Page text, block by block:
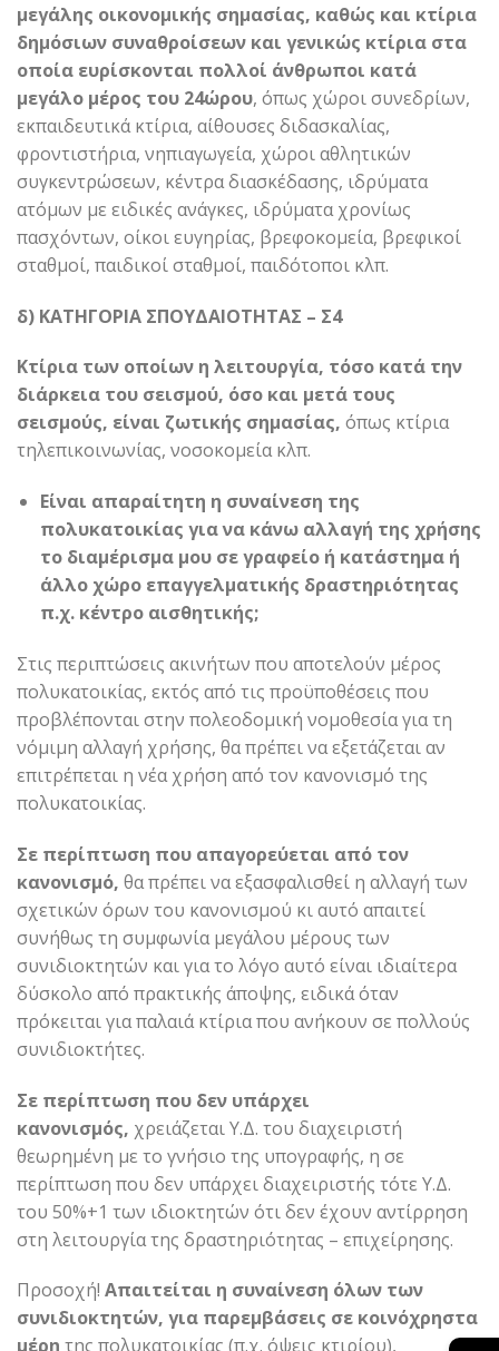
μεγάλης οικονομικής σημασίας, καθώς και κτίρια
δημόσιων συναθροίσεων και γενικώς κτίρια στα
οποία ευρίσκονται πολλοί άνθρωποι κατά
μεγάλο μέρος του 24ώρου, όπως χώροι συνεδρίων,
εκπαιδευτικά κτίρια, αίθουσες διδασκαλίας,
φροντιστήρια, νηπιαγωγεία, χώροι αθλητικών
συγκεντρώσεων, κέντρα διασκέδασης, ιδρύματα
ατόμων με ειδικές ανάγκες, ιδρύματα χρονίως
πασχόντων, οίκοι ευγηρίας, βρεφοκομεία, βρεφικοί
σταθμοί, παιδικοί σταθμοί, παιδότοποι κλπ.
δ) ΚΑΤΗΓΟΡΙΑ ΣΠΟΥΔΑΙΟΤΗΤΑΣ – Σ4
Κτίρια των οποίων η λειτουργία, τόσο κατά την
διάρκεια του σεισμού, όσο και μετά τους
σεισμούς, είναι ζωτικής σημασίας, όπως κτίρια
τηλεπικοινωνίας, νοσοκομεία κλπ.
Είναι απαραίτητη η συναίνεση της
πολυκατοικίας για να κάνω αλλαγή της χρήσης
το διαμέρισμα μου σε γραφείο ή κατάστημα ή
άλλο χώρο επαγγελματικής δραστηριότητας
π.χ. κέντρο αισθητικής;
Στις περιπτώσεις ακινήτων που αποτελούν μέρος
πολυκατοικίας, εκτός από τις προϋποθέσεις που
προβλέπονται στην πολεοδομική νομοθεσία για τη
νόμιμη αλλαγή χρήσης, θα πρέπει να εξετάζεται αν
επιτρέπεται η νέα χρήση από τον κανονισμό της
πολυκατοικίας.
Σε περίπτωση που απαγορεύεται από τον
κανονισμό, θα πρέπει να εξασφαλισθεί η αλλαγή των
σχετικών όρων του κανονισμού κι αυτό απαιτεί
συνήθως τη συμφωνία μεγάλου μέρους των
συνιδιοκτητών και για το λόγο αυτό είναι ιδιαίτερα
δύσκολο από πρακτικής άποψης, ειδικά όταν
πρόκειται για παλαιά κτίρια που ανήκουν σε πολλούς
συνιδιοκτήτες.
Σε περίπτωση που δεν υπάρχει
κανονισμός, χρειάζεται Υ.Δ. του διαχειριστή
θεωρημένη με το γνήσιο της υπογραφής, η σε
περίπτωση που δεν υπάρχει διαχειριστής τότε Υ.Δ.
του 50%+1 των ιδιοκτητών ότι δεν έχουν αντίρρηση
στη λειτουργία της δραστηριότητας – επιχείρησης.
Προσοχή! Απαιτείται η συναίνεση όλων των
συνιδιοκτητών, για παρεμβάσεις σε κοινόχρηστα
μέρη της πολυκατοικίας (π.χ. όψεις κτιρίου),